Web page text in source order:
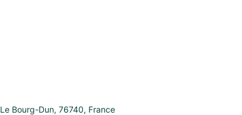
Le Bourg-Dun, 76740, France